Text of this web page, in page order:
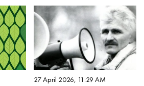
27 April 2026, 11:29 AM